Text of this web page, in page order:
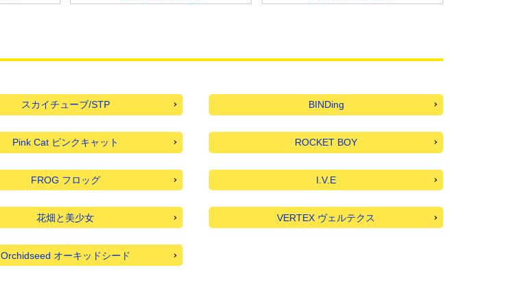
スカイチューブ/STP BINDing
Pink Cat ピンクキャット ROCKET BOY
FROG フロッグ I.V.E
花畑と美少女 VERTEX ヴェルテクス
Orchidseed オーキッドシード